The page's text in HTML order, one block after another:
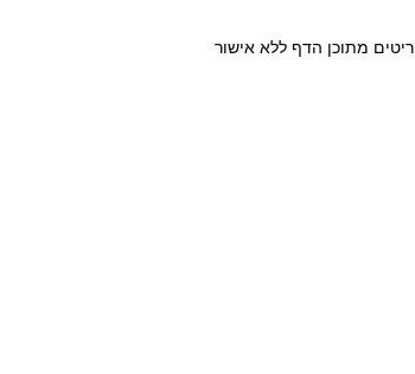
מתוכן הדף ללא אישור